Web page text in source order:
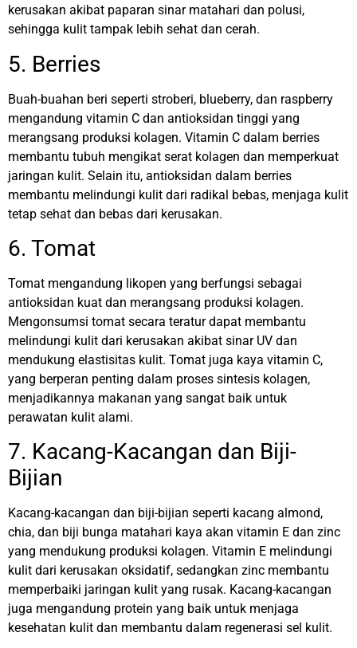
kerusakan akibat paparan sinar matahari dan polusi,
sehingga kulit tampak lebih sehat dan cerah.
5. Berries
Buah-buahan beri seperti stroberi, blueberry, dan raspberry
mengandung vitamin C dan antioksidan tinggi yang
merangsang produksi kolagen. Vitamin C dalam berries
membantu tubuh mengikat serat kolagen dan memperkuat
jaringan kulit. Selain itu, antioksidan dalam berries
membantu melindungi kulit dari radikal bebas, menjaga kulit
tetap sehat dan bebas dari kerusakan.
6. Tomat
Tomat mengandung likopen yang berfungsi sebagai
antioksidan kuat dan merangsang produksi kolagen.
Mengonsumsi tomat secara teratur dapat membantu
melindungi kulit dari kerusakan akibat sinar UV dan
mendukung elastisitas kulit. Tomat juga kaya vitamin C,
yang berperan penting dalam proses sintesis kolagen,
menjadikannya makanan yang sangat baik untuk
perawatan kulit alami.
7. Kacang-Kacangan dan Biji-
Bijian
Kacang-kacangan dan biji-bijian seperti kacang almond,
chia, dan biji bunga matahari kaya akan vitamin E dan zinc
yang mendukung produksi kolagen. Vitamin E melindungi
kulit dari kerusakan oksidatif, sedangkan zinc membantu
memperbaiki jaringan kulit yang rusak. Kacang-kacangan
juga mengandung protein yang baik untuk menjaga
kesehatan kulit dan membantu dalam regenerasi sel kulit.